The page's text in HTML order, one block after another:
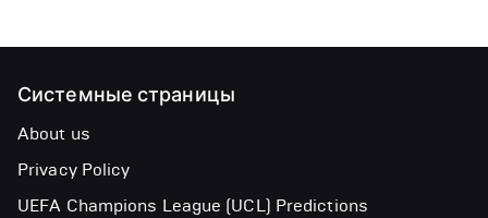
Системные страницы
About us
Privacy Policy
UEFA Champions League (UCL) Predictions